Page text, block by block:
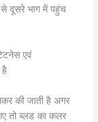
दूसरे भाग में पहुंच
एवं
है
की जाती है अगर
तो ब्लड का कलर